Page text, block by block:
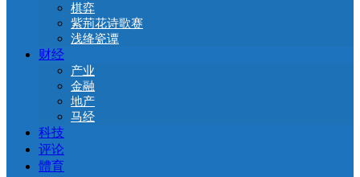
棋弈
紫荊花诗歌赛
浅绛瓷谭
财经
产业
金融
地产
马经
科技
评论
體育